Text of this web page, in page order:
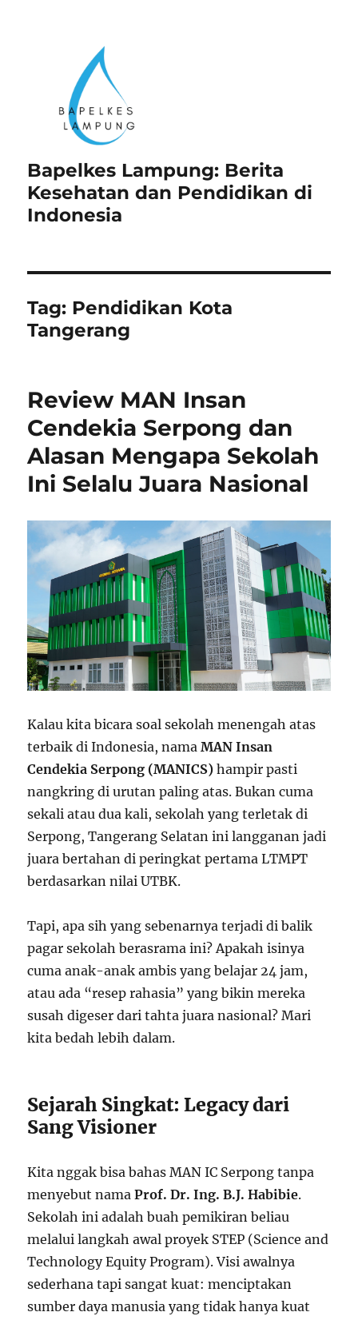
Bapelkes Lampung: Berita
Kesehatan dan Pendidikan di
Indonesia
Tag: Pendidikan Kota
Tangerang
Review MAN Insan
Cendekia Serpong dan
Alasan Mengapa Sekolah
Ini Selalu Juara Nasional
Kalau kita bicara soal sekolah menengah atas
terbaik di Indonesia, namaMAN Insan
Cendekia Serpong (MANICS) hampir pasti
nangkring di urutan paling atas. Bukan cuma
sekali atau dua kali, sekolah yang terletak di
Serpong, Tangerang Selatan ini langganan jadi
juara bertahan di peringkat pertama LTMPT
berdasarkan nilai UTBK.
Tapi, apa sih yang sebenarnya terjadi di balik
pagar sekolah berasrama ini? Apakah isinya
cuma anak-anak ambis yang belajar 24 jam,
atau ada “resep rahasia” yang bikin mereka
susah digeser dari tahta juara nasional? Mari
kita bedah lebih dalam.
Sejarah Singkat: Legacy dari
Sang Visioner
Kita nggak bisa bahas MAN IC Serpong tanpa
menyebut namaProf. Dr. Ing. B.J. Habibie.
Sekolah ini adalah buah pemikiran beliau
melalui langkah awal proyek STEP (Science and
Technology Equity Program). Visi awalnya
sederhana tapi sangat kuat: menciptakan
sumber daya manusia yang tidak hanya kuat